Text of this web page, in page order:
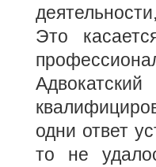
Это
одни ответ
то не